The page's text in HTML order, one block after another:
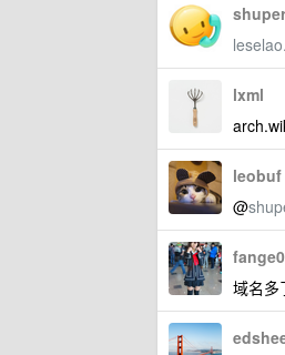
lxml
leobuf
@
域名多